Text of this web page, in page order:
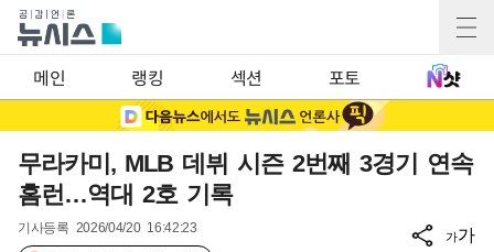
메인 랭킹 섹션 포토
무라카미, MLB 데뷔 시즌 2번째 3경기 연속
홈런…역대 2호 기록
기사등록 2026/04/20 16:42:23
가가